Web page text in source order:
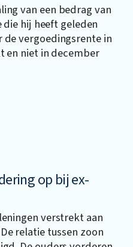
van een bedrag van
die hij heeft geleden
vergoedingsrente in
en niet in december
op bij ex-
verstrekt aan
relatie tussen zoon